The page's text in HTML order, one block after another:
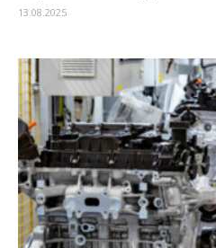
13.08.2025